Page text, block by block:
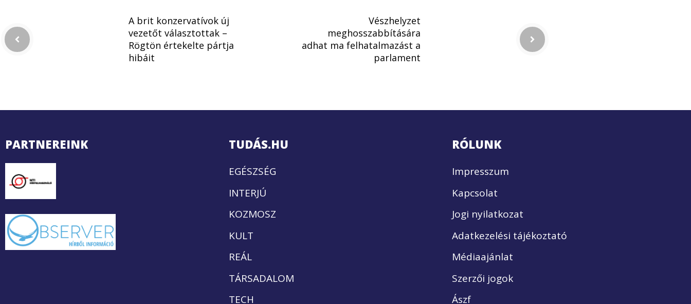
A brit konzervatívok új
vezetőt választottak –
Rögtön értekelte pártja
hibáit
Vészhelyzet
meghosszabbítására
adhat ma felhatalmazást a
parlament
PARTNEREINK TUDÁS.HU
EGÉSZSÉG
INTERJÚ
KOZMOSZ
KULT
REÁL
TÁRSADALOM
TECH
RÓLUNK
Impresszum
Kapcsolat
Jogi nyilatkozat
Adatkezelési tájékoztató
Médiaajánlat
Szerzői jogok
Ászf